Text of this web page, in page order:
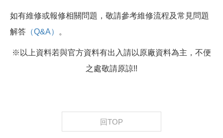
如有維修或報修相關問題，敬請參考維修流程及常見問題
解答 （Q&A） 。
※以上資料若與官方資料有出入請以原廠資料為主，不便
之處敬請原諒!!
回TOP